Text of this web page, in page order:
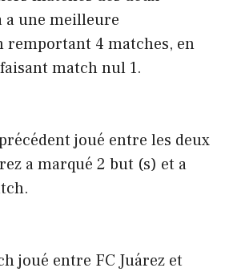
a une meilleure
remportant 4 matches, en
match nul 1.
joué entre les deux
a marqué 2 but (s) et a
joué entre FC Juárez et